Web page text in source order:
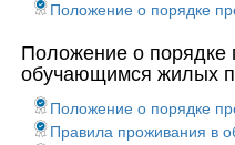
Положение о порядке
Положение о порядке
обучающимся жилых
Положение о порядке
Правила проживания в